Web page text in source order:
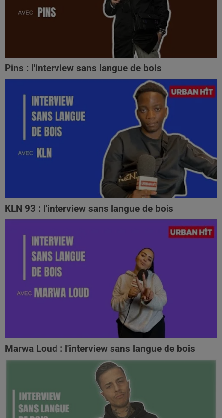
Pins : l'interview sans langue de bois
KLN 93 : l'interview sans langue de bois
Marwa Loud : l'interview sans langue de bois